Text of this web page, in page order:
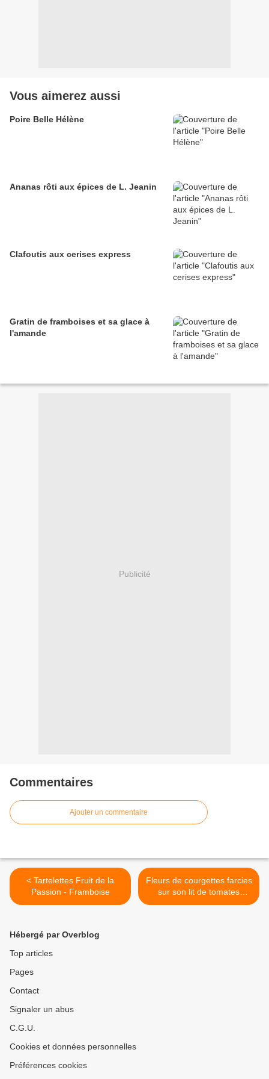
Vous aimerez aussi
Poire Belle Hélène
Ananas rôti aux épices de L. Jeanin
Clafoutis aux cerises express
Gratin de framboises et sa glace à
l'amande
Publicité
Commentaires
Ajouter un commentaire
< Tartelettes Fruit de la
Passion - Framboise
Fleurs de courgettes farcies
sur son lit de tomates
cerises >
Hébergé par Overblog
Top articles
Pages
Contact
Signaler un abus
C.G.U.
Cookies et données personnelles
Préférences cookies